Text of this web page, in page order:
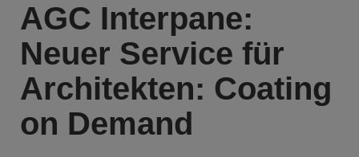
AGC Interpane:
Neuer Service für
Architekten: Coating
on Demand